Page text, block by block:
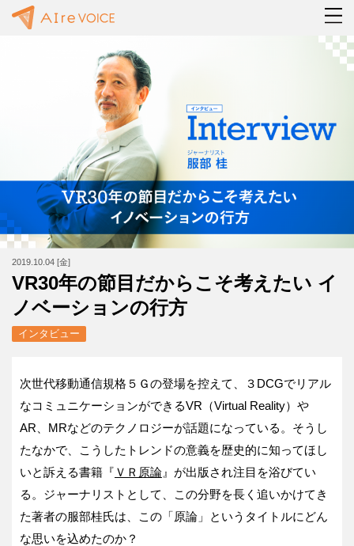
2019.10.04 [金]
VR30年の節目だからこそ考えたい イ
ノベーションの行方
インタビュー
次世代移動通信規格５Ｇの登場を控えて、３DCGでリアル
なコミュニケーションができるVR（Virtual Reality）や
AR、MRなどのテクノロジーが話題になっている。そうし
たなかで、こうしたトレンドの意義を歴史的に知ってほし
いと訴える書籍『 ＶＲ原論 』が出版され注目を浴びてい
る。ジャーナリストとして、この分野を長く追いかけてき
た著者の服部桂氏は、この「原論」というタイトルにどん
な思いを込めたのか？